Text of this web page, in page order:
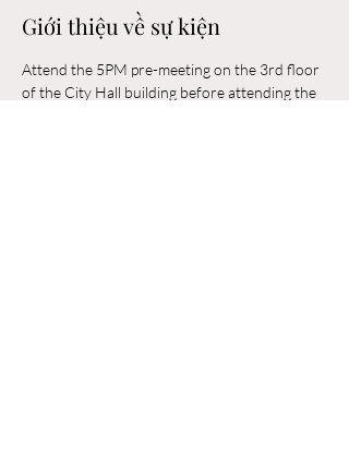
Giới thiệu về sự kiện
Attend the 5PM pre-meeting on the 3rd floor
of the City Hall building before attending the